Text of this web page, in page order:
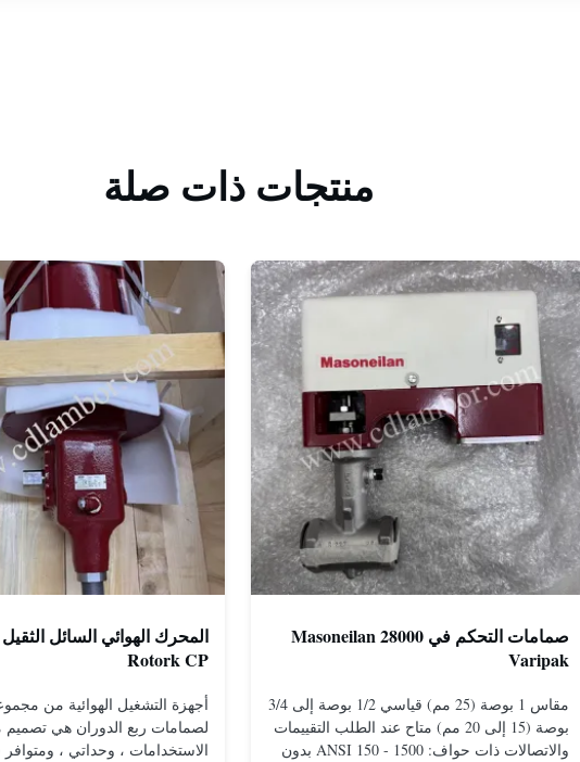
منتجات ذات صلة
صمامات التحكم في Masoneilan 28000
Varipak
مقاس 1 بوصة (25 مم) قياسي 1/2 بوصة إلى 3/4
بوصة (15 إلى 20 مم) متاح عند الطلب التقييمات
والاتصالات ذات حواف: ANSI 150 - 1500 بدون
المحرك الهوائي السائل
Rotork CP
لصمامات ربع الدوران هي تصميم
الاستخدامات ، وحداتي ،